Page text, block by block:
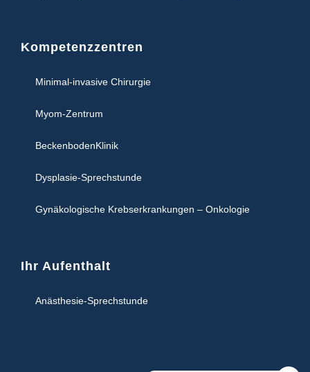
Kompetenzzentren
Minimal-invasive Chirurgie
Myom-Zentrum
BeckenbodenKlinik
Dysplasie-Sprechstunde
Gynäkologische Krebserkrankungen – Onkologie
Ihr Aufenthalt
Anästhesie-Sprechstunde